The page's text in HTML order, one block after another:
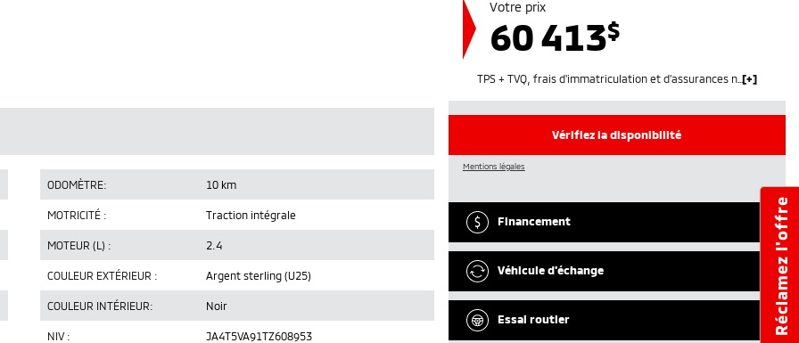
ODOMÈTRE: 10 km
MOTRICITÉ : Traction intégrale
MOTEUR (L) : 2.4
COULEUR EXTÉRIEUR : Argent sterling (U25)
COULEUR INTÉRIEUR: Noir
NIV : JA4T5VA91TZ608953
Votre prix
60 413$
TPS + TVQ, frais d'immatriculation et d'assurances non inclus.
Vérifiez la disponibilité
Mentions légales
Financement
Véhicule d'échange
Essai routier Réclamez l'offre